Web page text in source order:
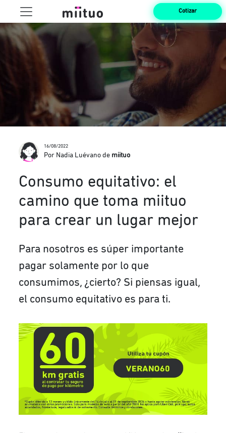
Cotizar
16/08/2022
Por Nadia Luévano de miituo
Consumo equitativo: el
camino que toma miituo
para crear un lugar mejor
Para nosotros es súper importante
pagar solamente por lo que
consumimos, ¿cierto? Si piensas igual,
el consumo equitativo es para ti.